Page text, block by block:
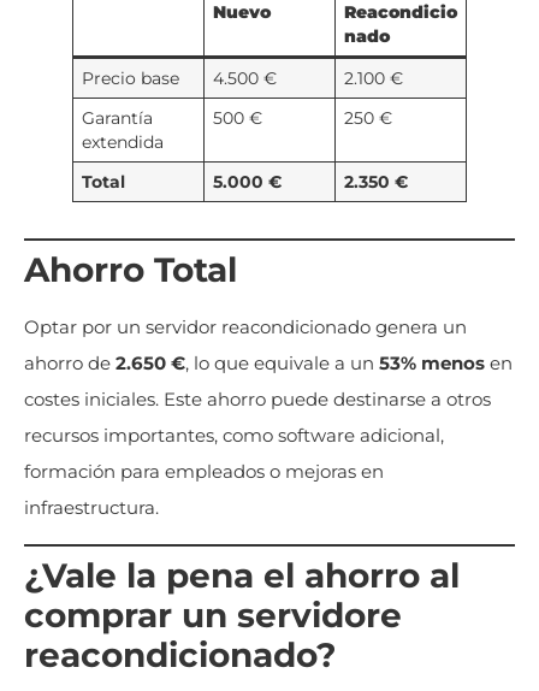
Nuevo
Reacondicio
nado
Precio base 4.500 € 2.100 €
Garantía
extendida
500 € 250 €
Total 5.000 € 2.350 €
Ahorro Total
Optar por un servidor reacondicionado genera un
ahorro de 2.650 €, lo que equivale a un 53% menos en
costes iniciales. Este ahorro puede destinarse a otros
recursos importantes, como software adicional,
formación para empleados o mejoras en
infraestructura.
¿Vale la pena el ahorro al
comprar un servidore
reacondicionado?